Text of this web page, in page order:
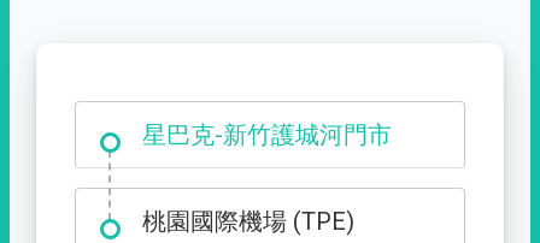
星巴克-新竹護城河門市
大霸尖山登山口
桃園國際機場 (TPE)